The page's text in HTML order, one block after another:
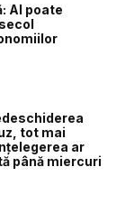
AI poate
tot mai
ar
până miercuri